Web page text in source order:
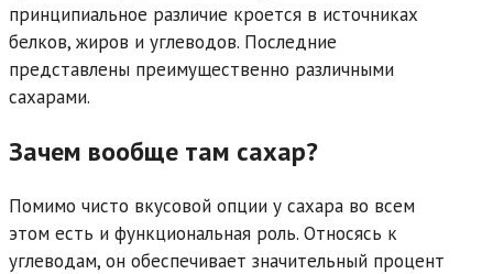
принципиальное различие кроется в источниках
белков, жиров и углеводов. Последние
представлены преимущественно различными
сахарами.
Зачем вообще там сахар?
Помимо чисто вкусовой опции у сахара во всем
этом есть и функциональная роль. Относясь к
углеводам, он обеспечивает значительный процент